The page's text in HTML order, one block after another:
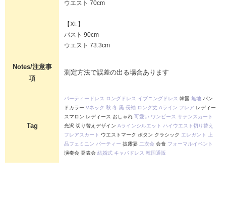
ウエスト 70cm
【XL】
バスト 90cm
ウエスト 73.3cm
Notes/注意事
項
測定方法で誤差の出る場合あります
Tag
パーティードレス ロングドレス イブニングドレス 韓国 無地 バン
ドカラー Vネック 秋 冬 黒 長袖 ロング丈 Aライン フレア レディー
スマロン レディース おしゃれ 可愛い ワンピース サテンスカート
光沢 切り替えデザイン Aラインシルエット ハイウエスト切り替え
フレアスカート ウエストマーク ボタン クラシック エレガント
上
品フェミニン パーティー 披露宴 二次会 会食 フォーマルイベント
演奏会 発表会 結婚式 キャバドレス 韓国通販